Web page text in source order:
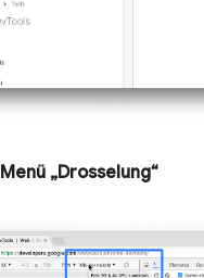
Menü „Drosselung“